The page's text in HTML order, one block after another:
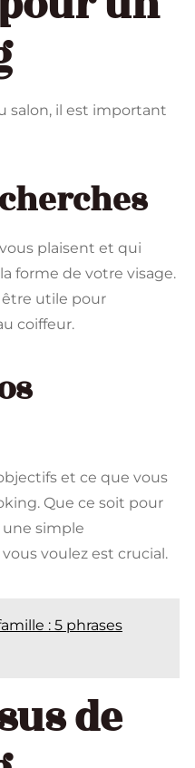
salon, il est important
plaisent et qui
forme de votre visage.
utile pour
coiffeur.
et ce que vous
Que ce soit pour
simple
voulez est crucial.
: 5 phrases
de